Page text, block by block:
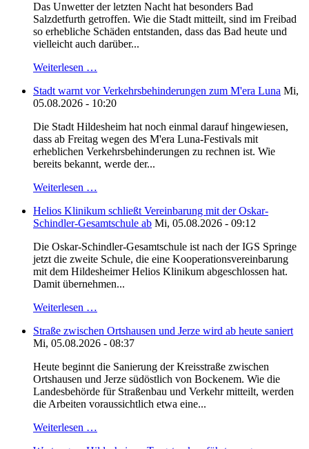
Das Unwetter der letzten Nacht hat besonders Bad
Salzdetfurth getroffen. Wie die Stadt mitteilt, sind im Freibad
so erhebliche Schäden entstanden, dass das Bad heute und
vielleicht auch darüber...
Weiterlesen …
Stadt warnt vor Verkehrsbehinderungen zum M'era Luna Mi,
05.08.2026 - 10:20
Die Stadt Hildesheim hat noch einmal darauf hingewiesen,
dass ab Freitag wegen des M'era Luna-Festivals mit
erheblichen Verkehrsbehinderungen zu rechnen ist. Wie
bereits bekannt, werde der...
Weiterlesen …
Helios Klinikum schließt Vereinbarung mit der Oskar-
Schindler-Gesamtschule ab Mi, 05.08.2026 - 09:12
Die Oskar-Schindler-Gesamtschule ist nach der IGS Springe
jetzt die zweite Schule, die eine Kooperationsvereinbarung
mit dem Hildesheimer Helios Klinikum abgeschlossen hat.
Damit übernehmen...
Weiterlesen …
Straße zwischen Ortshausen und Jerze wird ab heute saniert
Mi, 05.08.2026 - 08:37
Heute beginnt die Sanierung der Kreisstraße zwischen
Ortshausen und Jerze südöstlich von Bockenem. Wie die
Landesbehörde für Straßenbau und Verkehr mitteilt, werden
die Arbeiten voraussichtlich etwa eine...
Weiterlesen …